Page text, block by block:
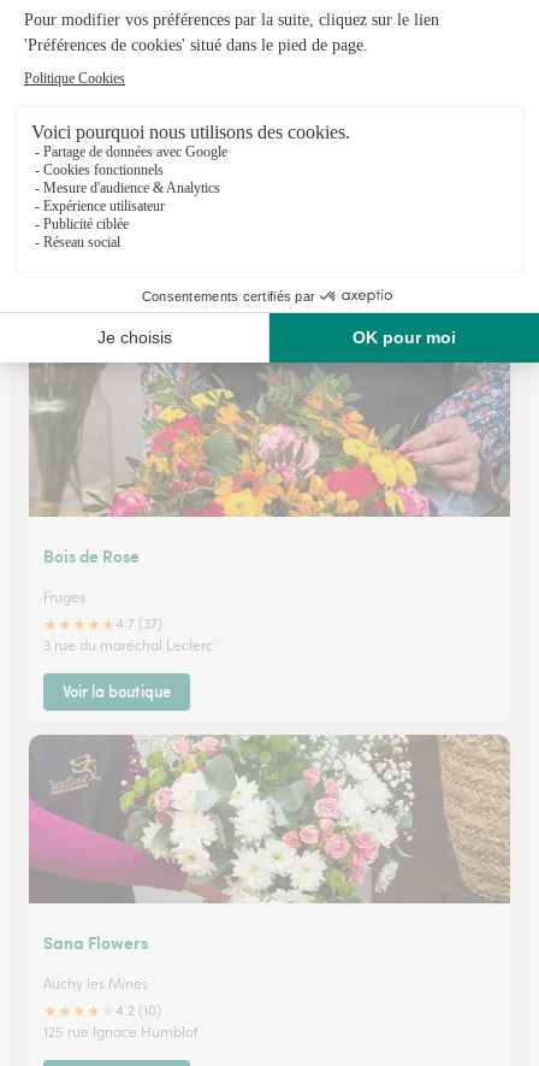
La Fleur de Ch’tite
Blangy Sur Ternoise
★★★ ★★4.9 (38)
Voir la boutique
Bois de Rose
Fruges
★★★★★4.7 (37)
3 rue du maréchal Leclerc
Voir la boutique
Sana Flowers
Auchy les Mines
★★★★
4.2 (10)
125 rue Ignace Humblot